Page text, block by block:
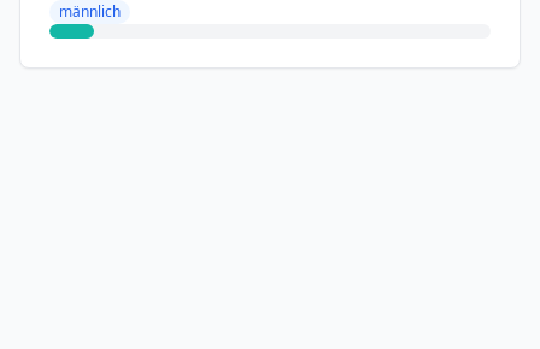
männlich